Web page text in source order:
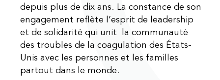
depuis plus de dix ans. La constance de son
engagement reflète l’esprit de leadership
et de solidarité qui unit la communauté
des troubles de la coagulation des États-
Unis avec les personnes et les familles
partout dans le monde.